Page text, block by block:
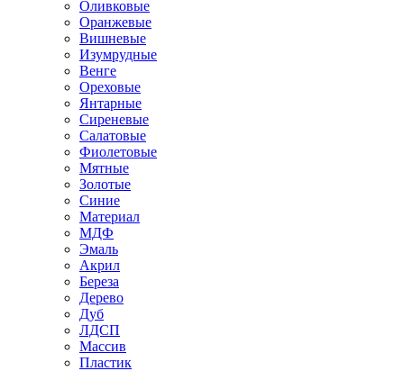
Оливковые
Оранжевые
Вишневые
Изумрудные
Венге
Ореховые
Янтарные
Сиреневые
Салатовые
Фиолетовые
Мятные
Золотые
Синие
Материал
МДФ
Эмаль
Акрил
Береза
Дерево
Дуб
ЛДСП
Массив
Пластик